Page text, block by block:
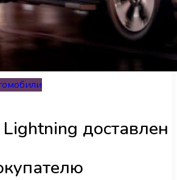
доставлен